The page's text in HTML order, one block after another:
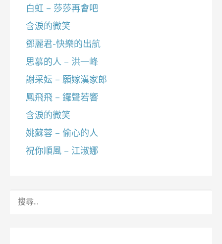
白虹 – 莎莎再會吧
含淚的微笑
鄧麗君-快樂的出航
思慕的人 – 洪一峰
謝采妘 – 願嫁漢家郎
鳳飛飛 – 鑼聲若響
含淚的微笑
姚蘇蓉 – 偷心的人
祝你順風 – 江淑娜